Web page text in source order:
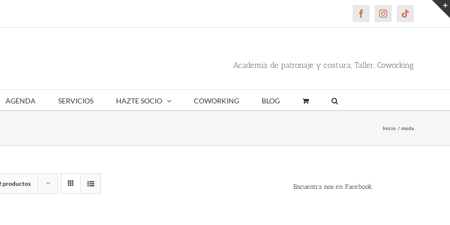
FacebookInstagramTiktok
Academia de patronaje y costura, Taller, Coworking
AGENDA SERVICIOS HAZTE SOCIO COWORKING BLOG
Inicio moda
productos Encuentra nos en Facebook